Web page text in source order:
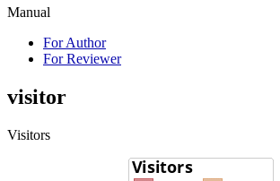
Manual
For Author
For Reviewer
visitor
Visitors